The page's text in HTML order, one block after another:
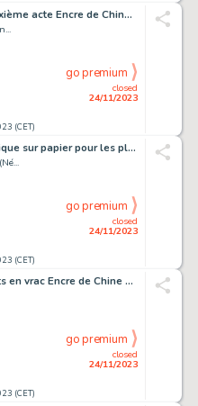
Zéro absolu - Deuxième acte Encre de Chine et gouache...
(CET)
closed
24/11/2023
go premium
Crève-coeur Acrylique sur papier pour les planches...
(CET)
closed
24/11/2023
go premium
Gil Jourdan - Carats en vrac Encre de Chine sur papier...
(CET)
closed
24/11/2023
go premium